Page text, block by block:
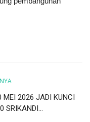
MEI 2026 JADI KUNCI
SRIKANDI...